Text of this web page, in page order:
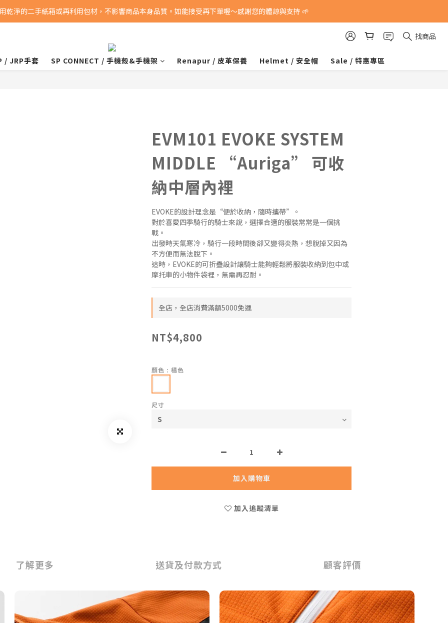
消費滿5000即享免運費
乾淨的二手紙箱或再利用包材，不影響商品本身品質。如能接受再下單喔～感謝您的體諒與支持 🌱
找商品
/ JRP手套 SP CONNECT / 手機殼&手機架 Renapur / 皮革保養 Helmet / 安全帽 Sale / 特惠專區
EVM101 EVOKE SYSTEM
MIDDLE “Auriga” 可收
納中層內裡
EVOKE的設計理念是“便於收納，隨時攜帶”。
對於喜愛四季騎行的騎士來說，選擇合適的服裝常常是一個挑
戰。
出發時天氣寒冷，騎行一段時間後卻又變得炎熱，想脫掉又因為
不方便而無法脫下。
這時，EVOKE的可折疊設計讓騎士能夠輕鬆將服裝收納到包中或
摩托車的小物件袋裡，無需再忍耐。
全店，全店消費滿額5000免運
NT$4,800
顏色 : 橘色
尺寸
加入購物車
加入追蹤清單
了解更多 送貨及付款方式 顧客評價